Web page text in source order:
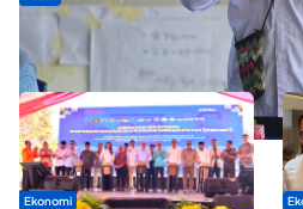
ABDESI Morotai Apresiasi
88 Desa
Ekonomi